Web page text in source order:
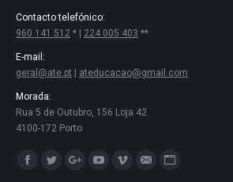
Contacto telefónico:
960 141 512 * | 224 005 403 **
E-mail:
geral@ate.pt
ateducacao@gmail.com
Morada:
Rua 5 de Outubro, 156 Loja 42
4100-172 Porto
Encontre-nos em: